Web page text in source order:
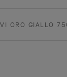
ORO GIALLO